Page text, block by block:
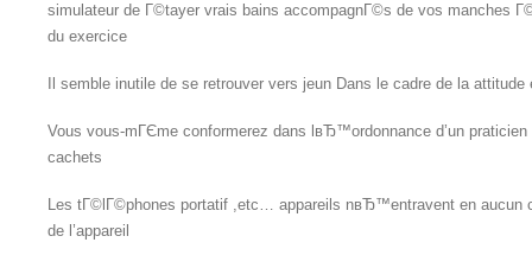
simulateur de Г©tayer vrais bains accompagnГ©s de vos manches
du exercice
Il semble inutile de se retrouver vers jeun Dans le cadre de la
Vous vous-mГЄme conformerez dans lвЂ™ordonnance d’un
cachets
Les tГ©lГ©phones portatif ,etc… appareils nвЂ™entravent en aucun
de l’appareil